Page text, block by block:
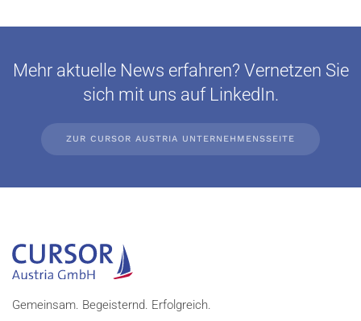
Mehr aktuelle News erfahren? Vernetzen Sie
sich mit uns auf LinkedIn.
ZUR CURSOR AUSTRIA UNTERNEHMENSSEITE
Gemeinsam. Begeisternd. Erfolgreich.